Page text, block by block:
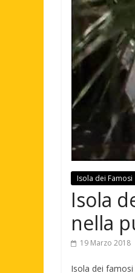
Isola dei Famosi
Isola
nella
19 Marzo 2018
Isola dei